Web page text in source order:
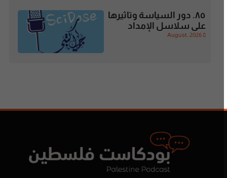
٨٥. دور السياسة وتاثيرها
على سلاسل الإمداد
8 August، 2026